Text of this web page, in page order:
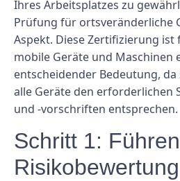
Ihres Arbeitsplatzes zu
Prüfung für ortsveränderliche
Aspekt. Diese Zertifizierung
mobile Geräte und Maschinen
entscheidender Bedeutung,
alle Geräte den erforderlichen
und -vorschriften entsprechen.
Schritt 1: